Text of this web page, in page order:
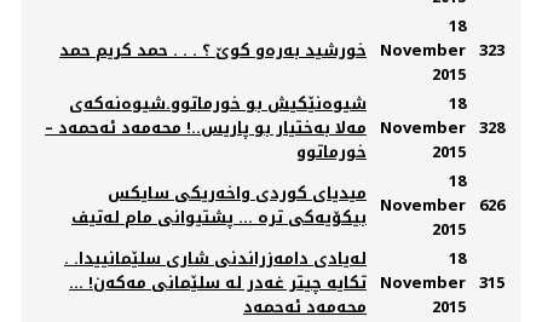
خورشید به‌ره‌و كوێ ؟ . . . حمد كریم حمد
18
November
2015
323
شیوەنێکیش بو خورماتوو.شیوەنەکەی
مەلا بەختیار بو پاریس..! محەمەد ئەحمەد –
خورماتوو
18
November
2015
328
میدیای کوردی واخه‌ریکی سایكس
بیكۆیه‌كی تره‌ ... پشتیوانی مام له‌تیف
18
November
2015
626
لەیادی دامەزراندنی شاری سلێمانییدا. .
تكایە چیتر غەدر لە سلێمانی مەكەن! ...
محەمەد ئەحمەد
18
November
2015
315